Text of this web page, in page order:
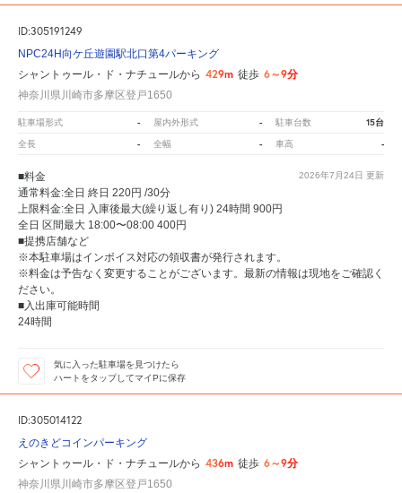
ID:305191249
NPC24H向ケ丘遊園駅北口第4パーキング
シャントゥール・ド・ナチュールから 429m 徒歩 6～9分
神奈川県川崎市多摩区登戸1650
駐車場形式 - 屋内外形式 - 駐車台数 15台
全長 - 全幅 - 車高 -
2026年7月24日 更新
■料金
通常料金:全日 終日 220円 /30分
上限料金:全日 入庫後最大(繰り返し有り) 24時間 900円
全日 区間最大 18:00〜08:00 400円
■提携店舗など
※本駐車場はインボイス対応の領収書が発行されます。
※料金は予告なく変更することがございます。最新の情報は現地をご確認く
ださい。
■入出庫可能時間
24時間
気に入った駐車場を見つけたら
ハートをタップしてマイPに保存
ID:305014122
えのきどコインパーキング
シャントゥール・ド・ナチュールから 436m 徒歩 6～9分
神奈川県川崎市多摩区登戸1650